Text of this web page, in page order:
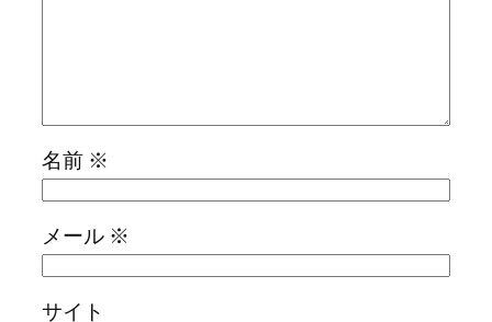
名前 ※
メール ※
サイト